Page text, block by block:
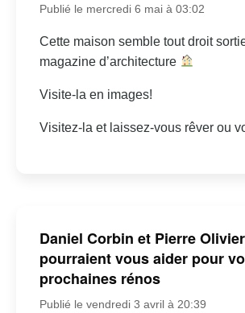
Publié le mercredi 6 mai à 03:02
Cette maison semble tout droit
magazine d’architecture
Visite-la en images!
Visitez-la et laissez-vous rêver ou
Daniel Corbin et Pierre
pourraient vous aider pour
prochaines rénos
Publié le vendredi 3 avril à 20:39